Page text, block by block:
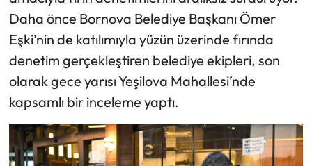
Daha önce Bornova Belediye Başkanı Ömer
Eşki’nin de katılımıyla yüzün üzerinde fırında
denetim gerçekleştiren belediye ekipleri, son
olarak gece yarısı Yeşilova Mahallesi’nde
kapsamlı bir inceleme yaptı.